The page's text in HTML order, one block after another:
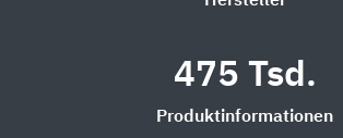
475 Tsd.
Produktinformationen